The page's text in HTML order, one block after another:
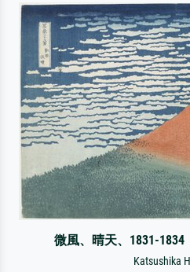
微風、晴天、1831-1834
Katsushika